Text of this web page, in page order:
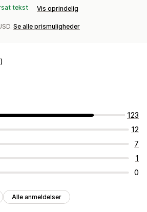
tekst Vis oprindelig
Se alle prismuligheder
123
12
7
1
0
Alle anmeldelser